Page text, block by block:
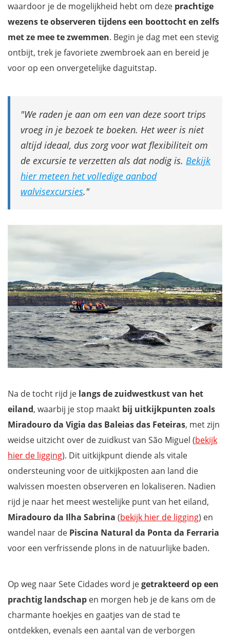
waardoor je de mogelijkheid hebt om deze prachtige
wezens te observeren tijdens een boottocht en zelfs
met ze mee te zwemmen. Begin je dag met een stevig
ontbijt, trek je favoriete zwembroek aan en bereid je
voor op een onvergetelijke daguitstap.
We raden je aan om een van deze soort trips
vroeg in je bezoek te boeken. Het weer is niet
altijd ideaal, dus zorg voor wat flexibiliteit om
de excursie te verzetten als dat nodig is. Bekijk
hier meteen het volledige aanbod
walvisexcursies.
Na de tocht rijd je langs de zuidwestkust van het
eiland, waarbij je stop maakt bij uitkijkpunten zoals
Miradouro da Vigia das Baleias das Feteiras, met zijn
weidse uitzicht over de zuidkust van São Miguel (bekijk
hier de ligging). Dit uitkijkpunt diende als vitale
ondersteuning voor de uitkijkposten aan land die
walvissen moesten observeren en lokaliseren. Nadien
rijd je naar het meest westelijke punt van het eiland,
Miradouro da Ilha Sabrina (bekijk hier de ligging) en
wandel naar de Piscina Natural da Ponta da Ferraria
voor een verfrissende plons in de natuurlijke baden.
Op weg naar Sete Cidades word jegetrakteerd op een
prachtig landschap en morgen heb je de kans om de
charmante hoekjes en gaatjes van de stad te
ontdekken, evenals een aantal van de verborgen